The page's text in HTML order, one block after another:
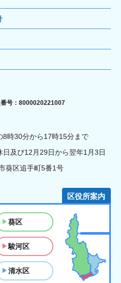
市号：8000020221007
8時30分から17時15分まで
及び12月29日から翌年1月3日
葵区追手町5番1号
区役所案内
葵区
駿河区
清水区